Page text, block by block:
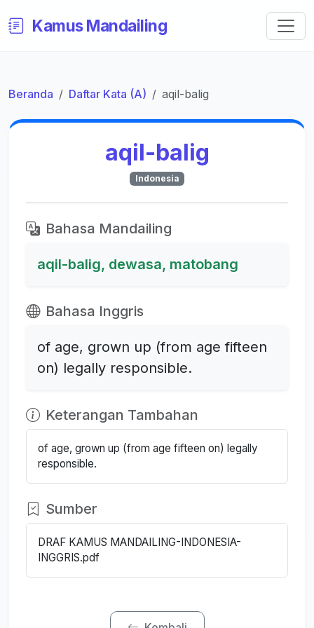
Kamus Mandailing
Beranda Daftar Kata (A) aqil-balig
aqil-balig
Indonesia
Bahasa Mandailing
aqil-balig, dewasa, matobang
Bahasa Inggris
of age, grown up (from age fifteen
on) legally responsible.
Keterangan Tambahan
of age, grown up (from age fifteen on) legally
responsible.
Sumber
DRAF KAMUS MANDAILING-INDONESIA-
INGGRIS.pdf